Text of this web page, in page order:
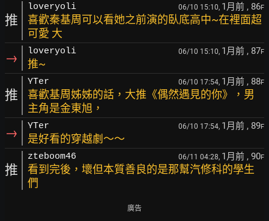
推
loveryoli 06/10 15:10, 1月前 , 86F
喜歡秦基周可以看她之前演的臥底高中~在裡面超
可愛 大
→ loveryoli 06/10 15:10, 1月前 , 87F
推~
推
YTer 06/10 17:54, 1月前 , 88F
喜歡基周姊姊的話，大推《偶然遇見的你》，男
主角是金東旭，
→ YTer 06/10 17:54, 1月前 , 89F
是好看的穿越劇～～
推
zteboom46 06/11 04:28, 1月前 , 90F
看到完後，壞但本質善良的是那幫汽修科的學生
們
廣告